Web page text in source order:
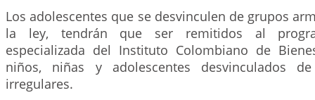
Los adolescentes que se desvinculen de grupos
la ley, tendrán que ser remitidos al
especializada del Instituto Colombiano de
niños, niñas y adolescentes desvinculados
irregulares.